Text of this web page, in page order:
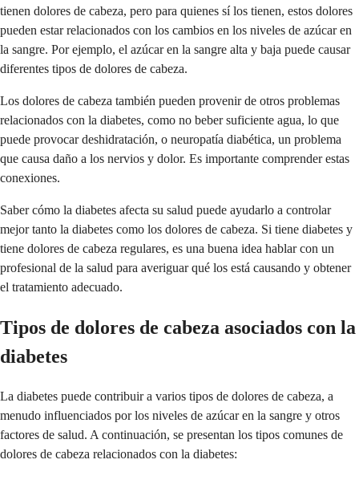
tienen dolores de cabeza, pero para quienes sí los tienen, estos dolores
pueden estar relacionados con los cambios en los niveles de azúcar en
la sangre. Por ejemplo, el azúcar en la sangre alta y baja puede causar
diferentes tipos de dolores de cabeza.
Los dolores de cabeza también pueden provenir de otros problemas
relacionados con la diabetes, como no beber suficiente agua, lo que
puede provocar deshidratación, o neuropatía diabética, un problema
que causa daño a los nervios y dolor. Es importante comprender estas
conexiones.
Saber cómo la diabetes afecta su salud puede ayudarlo a controlar
mejor tanto la diabetes como los dolores de cabeza. Si tiene diabetes y
tiene dolores de cabeza regulares, es una buena idea hablar con un
profesional de la salud para averiguar qué los está causando y obtener
el tratamiento adecuado.
Tipos de dolores de cabeza asociados con la
diabetes
La diabetes puede contribuir a varios tipos de dolores de cabeza, a
menudo influenciados por los niveles de azúcar en la sangre y otros
factores de salud. A continuación, se presentan los tipos comunes de
dolores de cabeza relacionados con la diabetes: